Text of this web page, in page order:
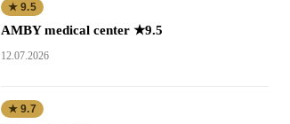
★ 9.5
AMBY medical center ★9.5
12.07.2026
★ 9.7